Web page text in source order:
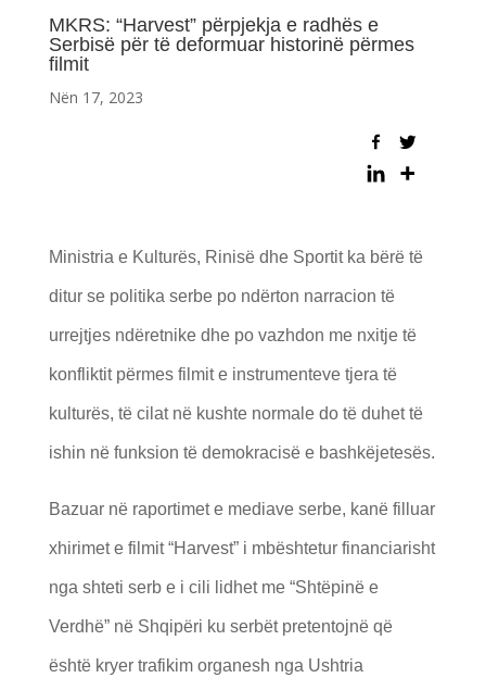
MKRS: “Harvest” përpjekja e radhës e
Serbisë për të deformuar historinë përmes
filmit
Nën 17, 2023
Ministria e Kulturës, Rinisë dhe Sportit ka bërë të
ditur se politika serbe po ndërton narracion të
urrejtjes ndëretnike dhe po vazhdon me nxitje të
konfliktit përmes filmit e instrumenteve tjera të
kulturës, të cilat në kushte normale do të duhet të
ishin në funksion të demokracisë e bashkëjetesës.
Bazuar në raportimet e mediave serbe, kanë filluar
xhirimet e filmit “Harvest” i mbështetur financiarisht
nga shteti serb e i cili lidhet me “Shtëpinë e
Verdhë” në Shqipëri ku serbët pretentojnë që
është kryer trafikim organesh nga Ushtria